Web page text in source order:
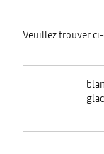
Veuillez trouver